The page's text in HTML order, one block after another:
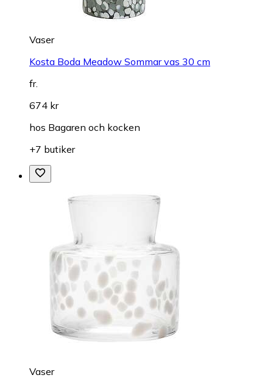
Vaser
Kosta Boda Meadow Sommar vas 30 cm
fr.
674 kr
hos Bagaren och kocken
+7 butiker
Vaser